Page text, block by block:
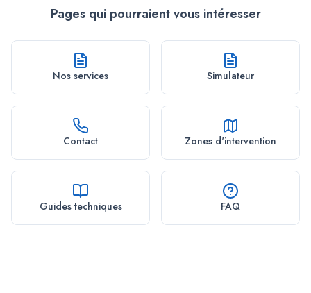
Pages qui pourraient vous intéresser
Nos services Simulateur
Contact Zones d'intervention
Guides techniques FAQ